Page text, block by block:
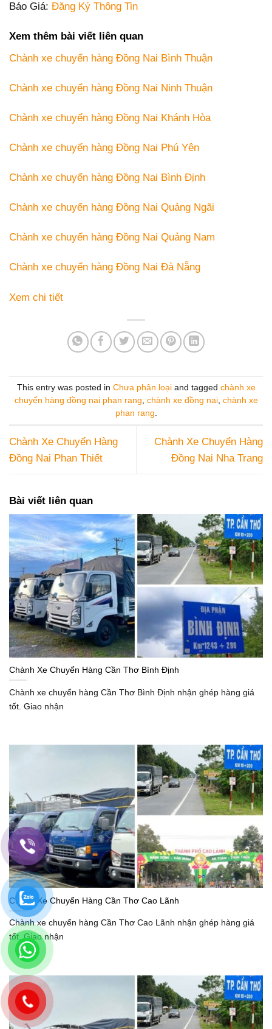
Báo Giá: Đăng Ký Thông Tin
Xem thêm bài viết liên quan
Chành xe chuyển hàng Đồng Nai Bình Thuận
Chành xe chuyển hàng Đồng Nai Ninh Thuận
Chành xe chuyển hàng Đồng Nai Khánh Hòa
Chành xe chuyển hàng Đồng Nai Phú Yên
Chành xe chuyển hàng Đồng Nai Bình Định
Chành xe chuyển hàng Đồng Nai Quảng Ngãi
Chành xe chuyển hàng Đồng Nai Quảng Nam
Chành xe chuyển hàng Đồng Nai Đà Nẵng
Xem chi tiết
This entry was posted in Chưa phân loạiand tagged chành xe
chuyển hàng đồng nai phan rang chành xe đồng nai, chành xe
phan rang
Chành Xe Chuyển Hàng
Đồng Nai Phan Thiết
Chành Xe Chuyển Hàng
Đồng Nai Nha Trang
Bài viết liên quan
Chành Xe Chuyển Hàng Cần Thơ Bình Định
Chành xe chuyển hàng Cần Thơ Bình Định nhận ghép hàng giá
tốt. Giao nhận
Chành Xe Chuyển Hàng Cần Thơ Cao Lãnh
Chành xe chuyển hàng Cần Thơ Cao Lãnh nhận ghép hàng giá
tốt. Giao nhận